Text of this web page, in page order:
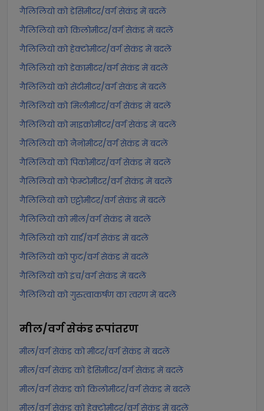
गैलिलियो को डेसिमीटर/वर्ग सेकंड में बदलें
गैलिलियो को किलोमीटर/वर्ग सेकंड में बदलें
गैलिलियो को हेक्टोमीटर/वर्ग सेकंड में बदलें
गैलिलियो को डेकामीटर/वर्ग सेकंड में बदलें
गैलिलियो को सेंटीमीटर/वर्ग सेकंड में बदलें
गैलिलियो को मिलीमीटर/वर्ग सेकंड में बदलें
गैलिलियो को माइक्रोमीटर/वर्ग सेकंड में बदलें
गैलिलियो को नैनोमीटर/वर्ग सेकंड में बदलें
गैलिलियो को पिकोमीटर/वर्ग सेकंड में बदलें
गैलिलियो को फेम्टोमीटर/वर्ग सेकंड में बदलें
गैलिलियो को एट्टोमीटर/वर्ग सेकंड में बदलें
गैलिलियो को मील/वर्ग सेकंड में बदलें
गैलिलियो को यार्ड/वर्ग सेकंड में बदलें
गैलिलियो को फुट/वर्ग सेकंड में बदलें
गैलिलियो को इंच/वर्ग सेकंड में बदलें
गैलिलियो को गुरुत्वाकर्षण का त्वरण में बदलें
मील/वर्ग सेकंडरूपांतरण
मील/वर्ग सेकंड को मीटर/वर्ग सेकंड में बदलें
मील/वर्ग सेकंड को डेसिमीटर/वर्ग सेकंड में बदलें
मील/वर्ग सेकंड को किलोमीटर/वर्ग सेकंड में बदलें
मील/वर्ग सेकंड को हेक्टोमीटर/वर्ग सेकंड में बदलें